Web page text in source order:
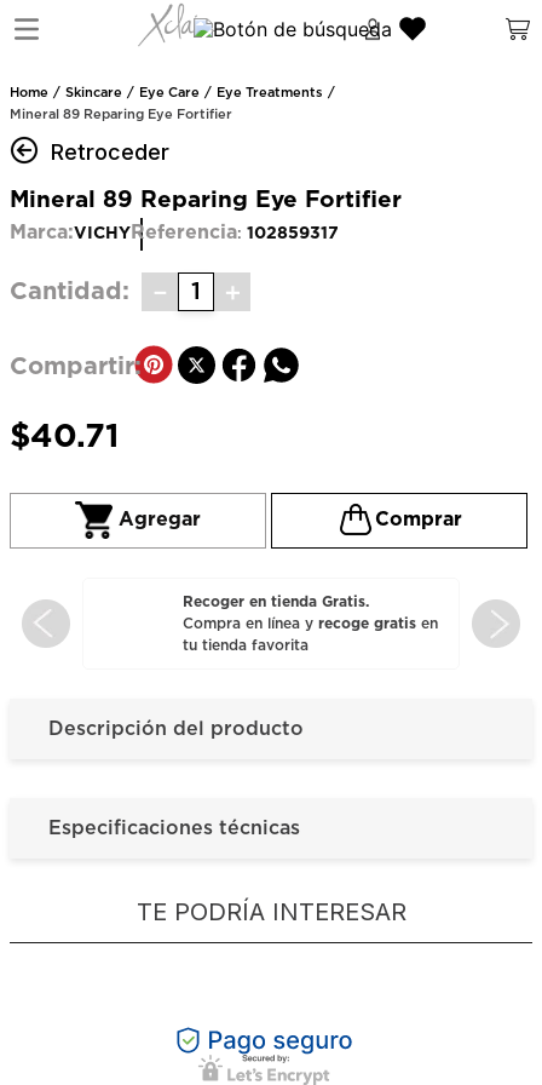
Skincare Eye Care
Eye Treatments
Mineral 89 Reparing Eye Fortifier
Retroceder
Mineral 89 Reparing Eye Fortifier
Marca:VICHY Referencia: 102859317
Cantidad ＋
－
$40.71
Recoger en tienda Gratis.
Compra en línea y recoge gratis en
tu tienda favorita
Descripción del producto
Especificaciones técnicas
TE PODRÍA INTERESAR